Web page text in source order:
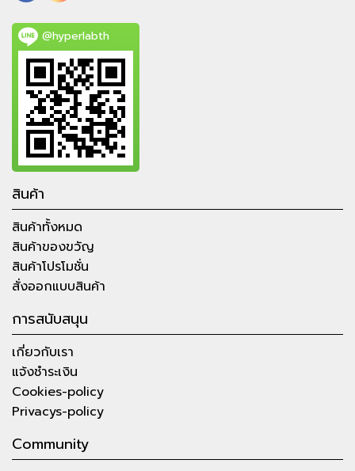
@hyperlabth
สินค้า
สินค้าทั้งหมด
สินค้าของขวัญ
สินค้าโปรโมชั่น
สั่งออกแบบสินค้า
การสนับสนุน
เกี่ยวกับเรา
แจ้งชำระเงิน
Cookies-policy
Privacys-policy
Community